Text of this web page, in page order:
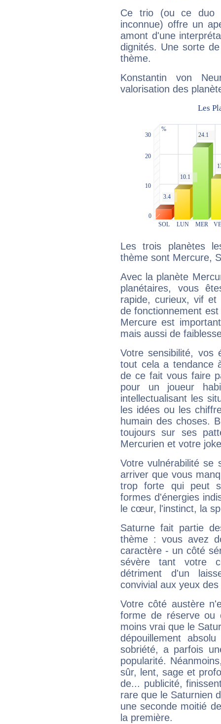
Ce trio (ou ce duo
inconnue) offre un
amont d'une
dignités. Une sorte
thème.
Konstantin von
valorisation des
Les trois planètes
thème sont Mercure,
Avec la planète
planétaires, vous
rapide, curieux, vif et
de fonctionnement
Mercure est
mais aussi de
Votre sensibilité,
tout cela a tendance
de ce fait vous faire
pour un joueur
intellectualisant les
les idées ou les
humain des choses.
toujours sur ses
Mercurien et votre
Votre vulnérabilité se
arriver que vous
trop forte qui peut
formes d'énergies
le cœur, l'instinct, la
Saturne fait partie
thème : vous avez
caractère - un côté
sévère tant votre
détriment d'un
convivial aux yeux
Votre côté austère
forme de réserve
moins vrai que le
dépouillement
sobriété, a parfois
popularité.
sûr, lent, sage et
de... publicité,
rare que le Saturnien
une seconde moitié
la première.